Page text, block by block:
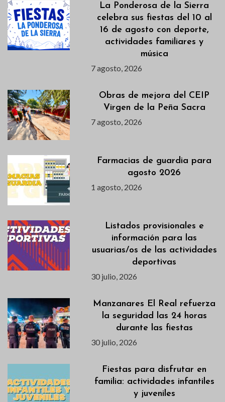
La Ponderosa de la Sierra
celebra sus fiestas del 10 al
16 de agosto con deporte,
actividades familiares y
música
7 agosto, 2026
Obras de mejora del CEIP
Virgen de la Peña Sacra
7 agosto, 2026
Farmacias de guardia para
agosto 2026
1 agosto, 2026
Listados provisionales e
información para las
usuarias/os de las actividades
deportivas
30 julio, 2026
Manzanares El Real refuerza
la seguridad las 24 horas
durante las fiestas
30 julio, 2026
Fiestas para disfrutar en
familia: actividades infantiles
y juveniles